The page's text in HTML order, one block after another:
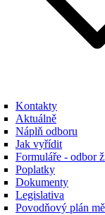
Kontakty
Aktuálně
Náplň odboru
Jak vyřídit
Formuláře - odbor
Poplatky
Dokumenty
Legislativa
Povodňový plán